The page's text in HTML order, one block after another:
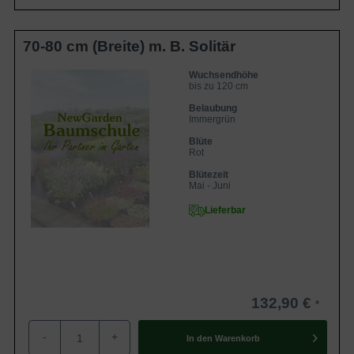
oder Torf beimischen. Es ist auch ratsam, den Boden
regelmäßig zu lockern, um eine gute Drainage zu
gewährleisten und Staunässe zu vermeiden.
Kann der Rhododendron yakushimanum 'Astrid' -S- in
der Sonne stehen?
Der Rhododendron yakushimanum 'Astrid' -S- bevorzugt
halbschattige bis schattige Standorte. Die Pflanze verträgt
kein direktes Sonnenlicht, da dies zu Blattverbrennungen
Was mag der Rhododendron yakushimanum 'Astrid' -
S- nicht?
70-80 cm (Breite) m. B. Solitär
Wuchsendhöhe
bis zu 120 cm
Belaubung
Immergrün
Blüte
Rot
Blütezeit
Mai - Juni
Lieferbar
132,90 €
- + In den Warenkorb